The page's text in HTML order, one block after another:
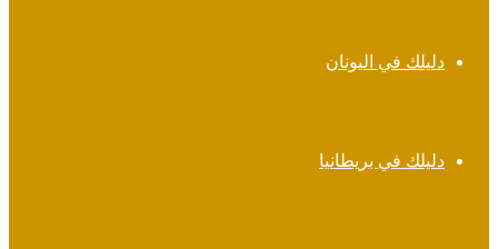
دليلك في اليونان
دليلك في بريطانيا